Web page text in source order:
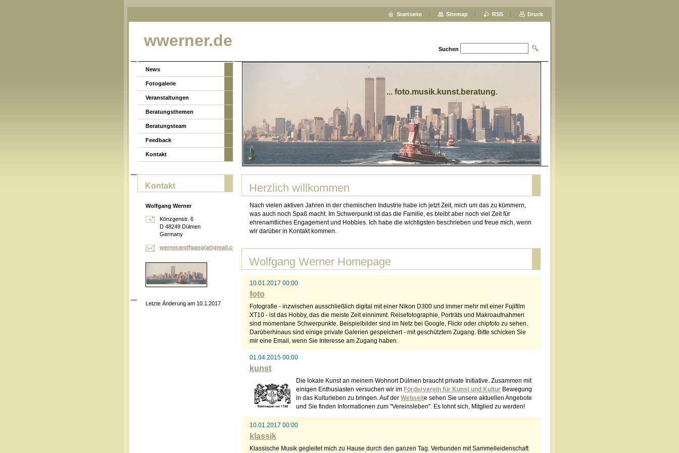
wwerner.de Suchen
... foto.musik.kunst.beratung.
Herzlich willkommen
Nach vielen aktiven Jahren in der chemischen Industrie habe ich jetzt Zeit, mich um das zu kümmern,
was auch noch Spaß macht. Im Schwerpunkt ist das die Familie, es bleibt aber noch viel Zeit für
ehrenamtliches Engagement und Hobbies. Ich habe die wichtigsten beschrieben und freue mich, wenn
wir darüber in Kontakt kommen.
Wolfgang Werner Homepage
10.01.2017 00:00
foto
Fotografie - inzwischen ausschließlich digital mit einer Nikon D300 und immer mehr mit einer Fujifilm
XT10 - ist das Hobby, das die meiste Zeit einnimmt. Reisefotographie, Porträts und Makroaufnahmen
sind momentane Schwerpunkte. Beispielbilder sind im Netz bei Google, Flickr oder chipfoto zu sehen.
Darüberhinaus sind einige private Galerien gespeichert - mit geschütztem Zugang. Bitte schicken Sie
mir eine Email, wenn Sie Interesse am Zugang haben.
01.04.2015 00:00
kunst
Die lokale Kunst an meinem Wohnort Dülmen braucht private Initiative. Zusammen mit
einigen Enthusiasten versuchen wir im Förderverein für Kunst und Kultur Bewegung
in das Kulturleben zu bringen. Auf derWebseite sehen Sie unsere aktuellen Angebote
und Sie finden Informationen zum "Vereinsleben". Es lohnt sich, Mitglied zu werden!
10.01.2017 00:00
klassik
Klassische Musik gegleitet mich zu Hause durch den ganzen Tag. Verbunden mit Sammelleidenschaft
News
Fotogalerie
Veranstaltungen
Beratungsthemen
Beratungsteam
Feedback
Kontakt
Kontakt
Wolfgang Werner
Könzgenstr. 6
D 48249 Dülmen
Germany
werner.wolfgang(at)gmail.com
Letzte Änderung am 10.1.2017
Startseite Sitemap RSS Druck